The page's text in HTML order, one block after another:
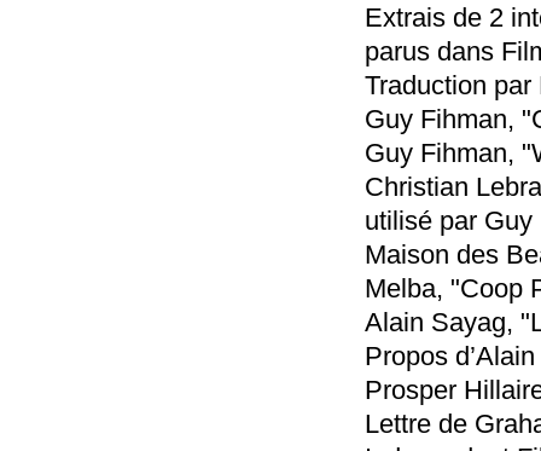
Extrais de 2
parus dans
Traduction
Guy Fihman,
Guy Fihman,
Christian
utilisé par
Maison des
Melba, "Coop
Alain Sayag,
Propos
Prosper
Lettre de